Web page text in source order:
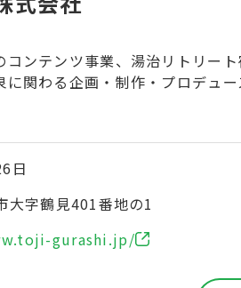
ンテンツ事業、湯治リトリート
関わる企画・制作・プロデュー
日
大字鶴見401番地の1
gurashi.jp/